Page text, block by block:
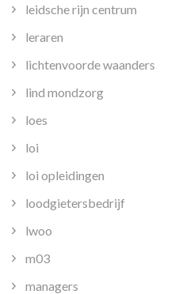
leidsche rijn centrum
leraren
lichtenvoorde waanders
lind mondzorg
loes
loi
loi opleidingen
loodgietersbedrijf
lwoo
m03
managers